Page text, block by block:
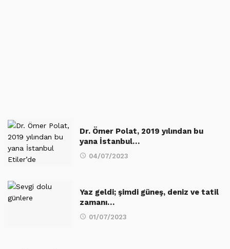
Dr. Ömer Polat, 2019 yılından bu
yana İstanbul…
04/07/2023
Yaz geldi; şimdi güneş, deniz ve tatil
zamanı…
01/07/2023